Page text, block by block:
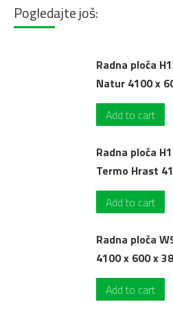
Pogledajte još:
Radna ploča
Natur 4100 x
Add to cart
Radna ploča
Termo Hrast
Add to cart
Radna ploča
4100 x 600 x
Add to cart